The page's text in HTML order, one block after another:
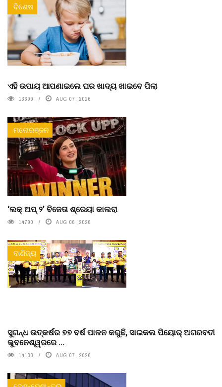
ବିଶେଷ
ଏହି ଉପାୟ ଆପଣାଇଲେ ଘର ଖାଦ୍ୟ ଖାଇବେ ପିଲା
13699 AUG 07, 2026
ମନୋରଞ୍ଜନ
‘ଲକ୍ ଅପ୍ ୨’ ବିଜେତା ଶ୍ରେୟା କାଲରା
14790 AUG 06, 2026
ବାଣିଜ୍ୟ
ସୁଗନ୍ଧ ଉତ୍କର୍ଷର ୭୭ ବର୍ଷ ପାଳନ କରୁଛି, ସାଇକଲ ପିୟୋର୍‌ ଅଗରବତୀ
ଭୁବନେଶ୍ୱରରେ ...
14133 AUG 07, 2026